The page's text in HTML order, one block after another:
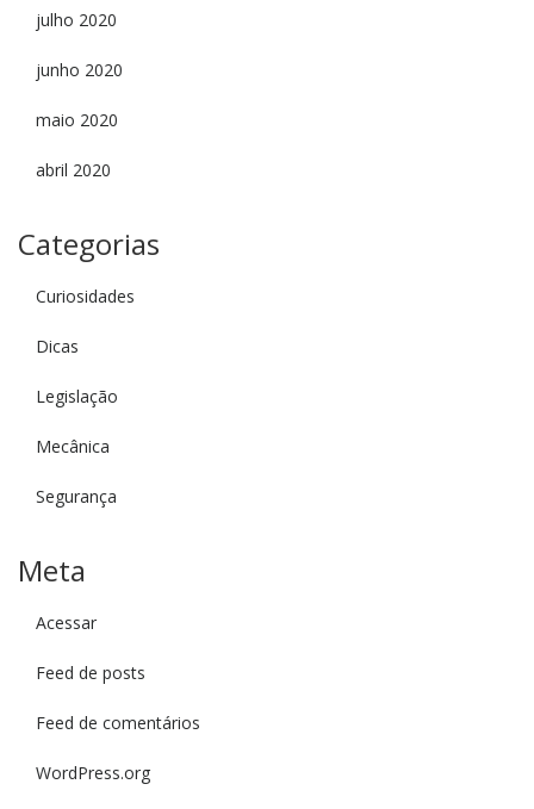
julho 2020
junho 2020
maio 2020
abril 2020
Categorias
Curiosidades
Dicas
Legislação
Mecânica
Segurança
Meta
Acessar
Feed de posts
Feed de comentários
WordPress.org